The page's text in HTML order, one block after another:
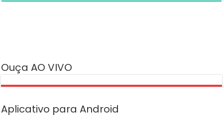
Ouça AO VIVO
Aplicativo para Android